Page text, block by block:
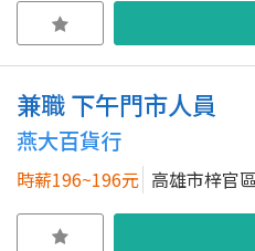
兼職 下午門市人員
燕大百貨行
時薪196~196元 高雄市梓官